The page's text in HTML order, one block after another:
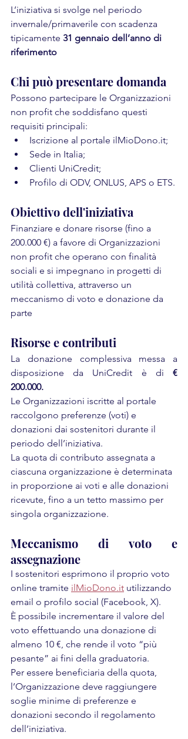
L’iniziativa si svolge nel periodo
invernale/primaverile con scadenza
tipicamente 31 gennaio dell’anno di
riferimento
Chi può presentare domanda
Possono partecipare le Organizzazioni
non profit che soddisfano questi
requisiti principali:
Iscrizione al portale ilMioDono.it;
Sede in Italia;
Clienti UniCredit;
Profilo di ODV, ONLUS, APS o ETS.
Obiettivo dell'iniziativa
Finanziare e donare risorse (fino a
200.000 €) a favore di Organizzazioni
non profit che operano con finalità
sociali e si impegnano in progetti di
utilità collettiva, attraverso un
meccanismo di voto e donazione da
parte
Risorse e contributi
La donazione complessiva messa a
disposizione da UniCredit è di €
200.000.
Le Organizzazioni iscritte al portale
raccolgono preferenze (voti) e
donazioni dai sostenitori durante il
periodo dell’iniziativa.
La quota di contributo assegnata a
ciascuna organizzazione è determinata
in proporzione ai voti e alle donazioni
ricevute, fino a un tetto massimo per
singola organizzazione.
Meccanismo di voto e
assegnazione
I sostenitori esprimono il proprio voto
online tramite ilMioDono.it utilizzando
email o profilo social (Facebook, X).
È possibile incrementare il valore del
voto effettuando una donazione di
almeno 10 €, che rende il voto “più
pesante” ai fini della graduatoria.
Per essere beneficiaria della quota,
l’Organizzazione deve raggiungere
soglie minime di preferenze e
donazioni secondo il regolamento
dell’iniziativa.